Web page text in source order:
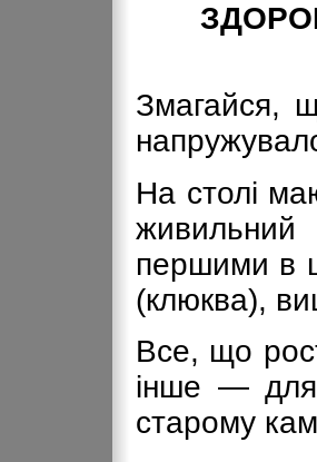
Змагайся,
На столі
першими в
(клюква),
Все, що
інше — для
старому